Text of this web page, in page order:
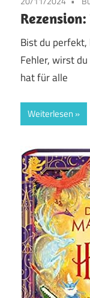
Bist du perfekt,
Fehler, wirst
hat für alle
Weiterlesen